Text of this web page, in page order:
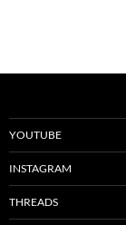
YOUTUBE
INSTAGRAM
THREADS